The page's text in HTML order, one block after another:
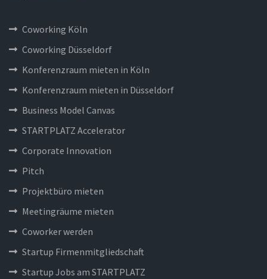
Coworking Köln
Coworking Düsseldorf
Konferenzraum mieten in Köln
Konferenzraum mieten in Düsseldorf
Business Model Canvas
STARTPLATZ Accelerator
Corporate Innovation
Pitch
Projektbüro mieten
Meetingräume mieten
Coworker werden
Startup Firmenmitgliedschaft
Startup Jobs am STARTPLATZ